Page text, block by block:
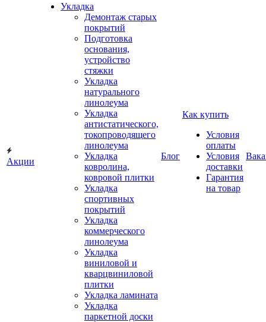
Акции
Укладка
Демонтаж старых
покрытий
Подготовка
основания,
устройство
стяжки
Укладка
натурального
линолеума
Укладка
антистатического,
токопроводящего
линолеума
Укладка
ковролина,
ковровой плитки
Укладка
спортивных
покрытий
Укладка
коммерческого
линолеума
Укладка
виниловой и
кварцвиниловой
плитки
Укладка ламината
Укладка
паркетной доски
Блог
Как купить
Условия
оплаты
Условия
доставки
Гарантия
на товар